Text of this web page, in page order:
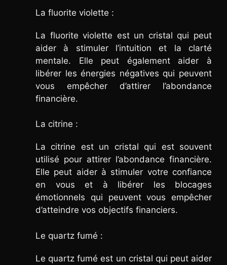
La fluorite violette :
La fluorite violette est un cristal qui peut
aider à stimuler l’intuition et la clarté
mentale. Elle peut également aider à
libérer les énergies négatives qui peuvent
vous empêcher d’attirer l’abondance
financière.
La citrine :
La citrine est un cristal qui est souvent
utilisé pour attirer l’abondance financière.
Elle peut aider à stimuler votre confiance
en vous et à libérer les blocages
émotionnels qui peuvent vous empêcher
d’atteindre vos objectifs financiers.
Le quartz fumé :
Le quartz fumé est un cristal qui peut aider